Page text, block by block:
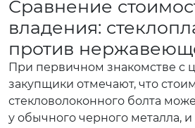
Сравнение
владения:
против
При первичном знакомстве с
закупщики отмечают, что
стекловолоконного болта
у обычного черного металла,